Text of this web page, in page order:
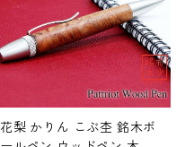
花梨 かりん こぶ杢 銘木ボ